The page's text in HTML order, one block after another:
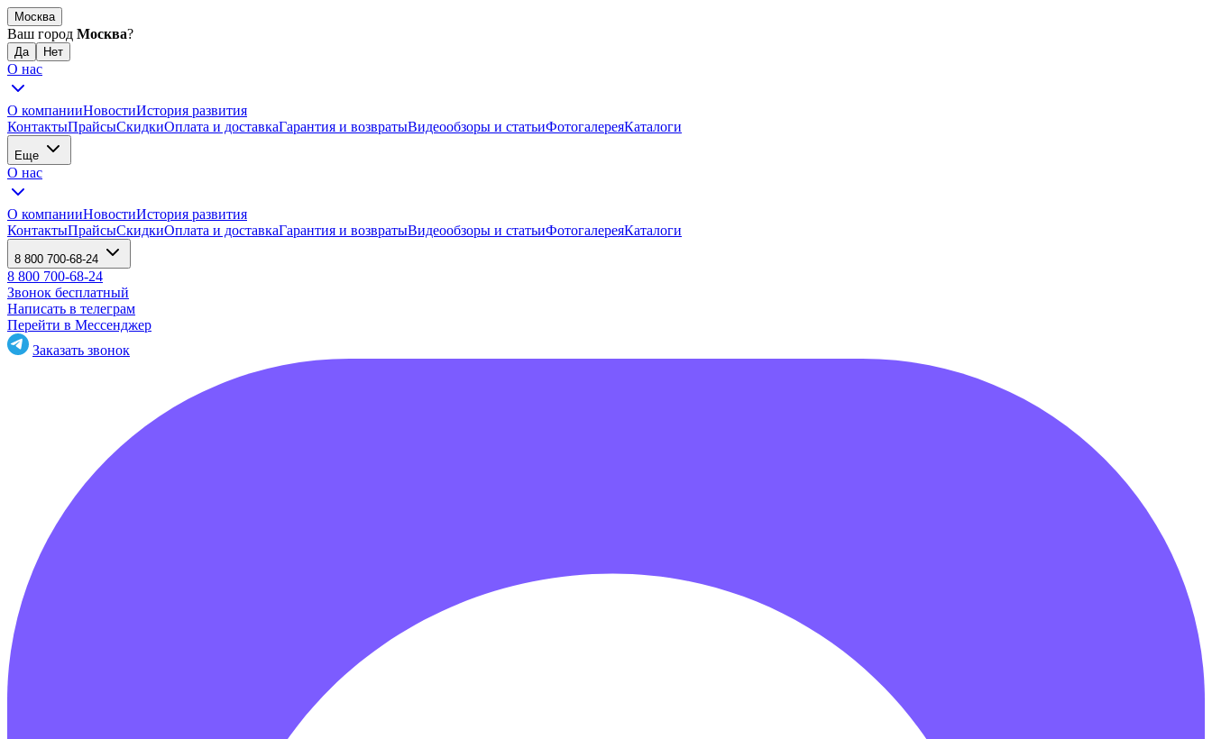
Москва
Ваш город Москва?
О нас
О компанииНовостиИстория развития
КонтактыПрайсыСкидкиОплата и доставкаГарантия и возвратыВидеообзоры и статьиФотогалереяКаталоги
Еще
О нас
О компанииНовостиИстория развития
КонтактыПрайсыСкидкиОплата и доставкаГарантия и возвратыВидеообзоры и статьиФотогалереяКаталоги
8 800 700-68-24
8 800 700-68-24
Звонок бесплатный
Написать в телеграм
Перейти в Мессенджер
Заказать звонок